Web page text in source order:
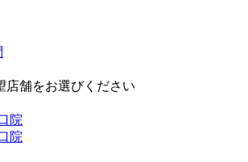
店舗をお選びください
院
院